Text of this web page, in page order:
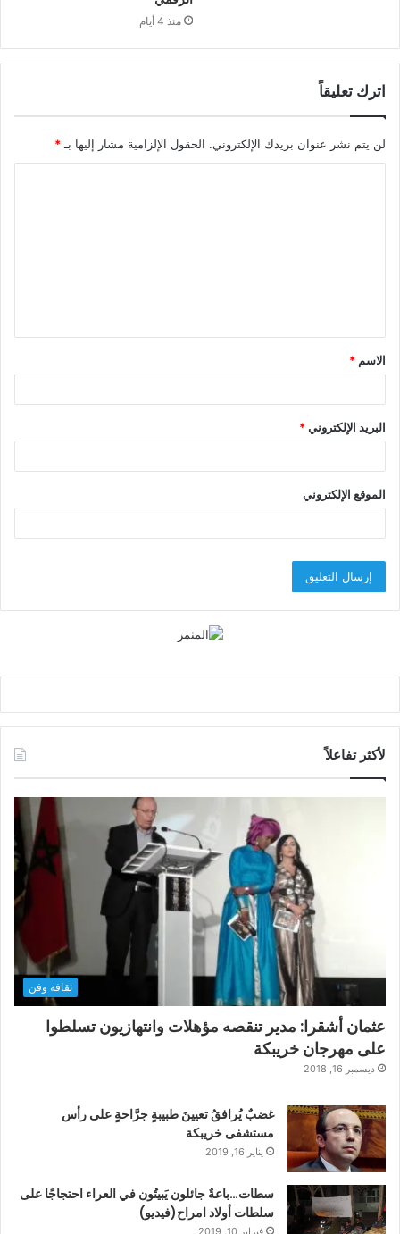
منذ 4 أيام
اترك تعليقاً
لن يتم نشر عنوان بريدك الإلكتروني. الحقول الإلزامية مشار إليها بـ *
ق
*
الاسم *
البريد الإلكتروني*
الموقع الإلكتروني
لأكثر تفاعلاً
ثقافة وفن
عثمان أشقرا: مدير تنقصه مؤهلات وانتهازيون تسلطوا
على مهرجان خريبكة
ديسمبر 16, 2018
غضبٌ يُرافقُ تعيينَ طبيبةٍ جرَّاحةٍ على رأس
مستشفى خريبكة
يناير 16, 2019
سطات…باعةٌ جائلون يَبيتُون في العراء احتجاجًا على
سلطات أولاد امراح(فيديو)